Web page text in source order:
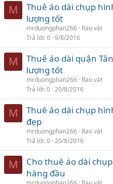
M
Thuê áo dài chụp
lượng tốt
mrduongphan266 Rao vặt
Trả lời 0 9/8/2016
M
Thuê áo dài quận
lượng tốt
mrduongphan266 Rao vặt
Trả lời 0 20/8/2016
M
Thuê áo dài chụp
đẹp
mrduongphan266 Rao vặt
Trả lời 0 20/8/2016
M
Cho thuê áo dài
hàng đầu